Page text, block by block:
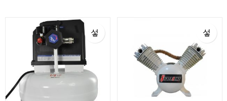
Ferretería
Mezcladoras
Línea de productos Virutex
Campismo